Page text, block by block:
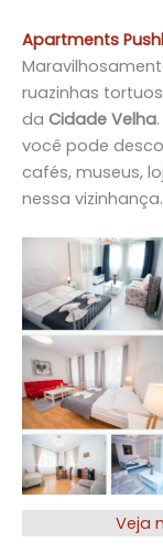
Apartments
ruazinhas
da Cidade Velha
você pode
cafés, museus,
nessa vizinhança.
Veja